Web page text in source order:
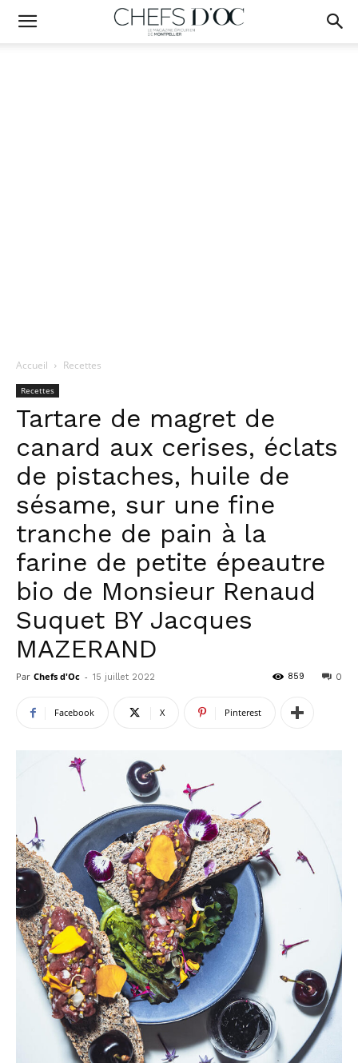
Accueil Recettes
Recettes
Tartare de magret de
canard aux cerises, éclats
de pistaches, huile de
sésame, sur une fine
tranche de pain à la
farine de petite épeautre
bio de Monsieur Renaud
Suquet BY Jacques
MAZERAND
Par Chefs d'Oc - 15 juillet 2022 0
859
Facebook X Pinterest